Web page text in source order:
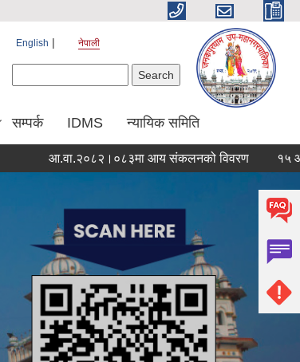
English नेपाली
सम्पर्क IDMS न्यायिक समिति
आ.वा.२०८२।०८३मा आय संकलनको विवरण १५ औं